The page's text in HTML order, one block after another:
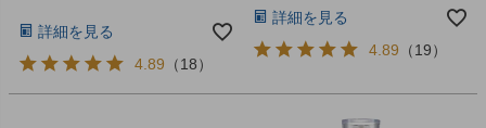
詳細を見る
4.89 （18）
詳細を見る
4.89 （19）